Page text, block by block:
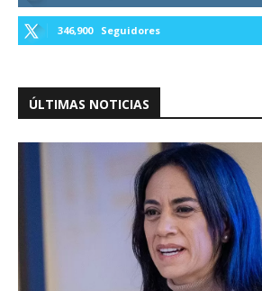
346,900 Seguidores
ÚLTIMAS NOTICIAS